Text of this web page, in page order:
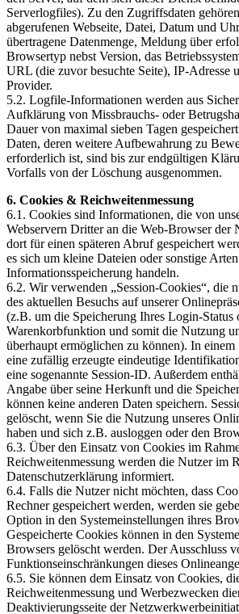
Serverlogfiles). Zu den Zugriffsdaten
abgerufenen Webseite, Datei, Datum und
übertragene Datenmenge, Meldung über
Browsertyp nebst Version, das
URL (die zuvor besuchte Seite), IP-Adresse
Provider.
5.2. Logfile-Informationen werden aus
Aufklärung von Missbrauchs- oder
Dauer von maximal sieben Tagen
Daten, deren weitere Aufbewahrung zu
erforderlich ist, sind bis zur endgültigen
Vorfalls von der Löschung ausgenommen.
6. Cookies & Reichweitenmessung
6.1. Cookies sind Informationen, die von
Webservern Dritter an die Web-Browser der
dort für einen späteren Abruf gespeichert
es sich um kleine Dateien oder sonstige
Informationsspeicherung handeln.
6.2. Wir verwenden „Session-Cookies“, die
des aktuellen Besuchs auf unserer
(z.B. um die Speicherung Ihres Login-Status
Warenkorbfunktion und somit die Nutzung
überhaupt ermöglichen zu können). In
eine zufällig erzeugte eindeutige
eine sogenannte Session-ID. Außerdem
Angabe über seine Herkunft und die
können keine anderen Daten speichern.
gelöscht, wenn Sie die Nutzung unseres
haben und sich z.B. ausloggen oder den
6.3. Über den Einsatz von Cookies im
Reichweitenmessung werden die Nutzer im
Datenschutzerklärung informiert.
6.4. Falls die Nutzer nicht möchten, dass
Rechner gespeichert werden, werden sie
Option in den Systemeinstellungen ihres
Gespeicherte Cookies können in den
Browsers gelöscht werden. Der Ausschluss
Funktionseinschränkungen dieses
6.5. Sie können dem Einsatz von Cookies,
Reichweitenmessung und Werbezwecken
Deaktivierungsseite der